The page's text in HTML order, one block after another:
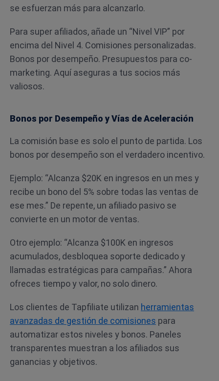
se esfuerzan más para alcanzarlo.
Para super afiliados, añade un “Nivel VIP” por
encima del Nivel 4. Comisiones personalizadas.
Bonos por desempeño. Presupuestos para co-
marketing. Aquí aseguras a tus socios más
valiosos.
Bonos por Desempeño y Vías de Aceleración
La comisión base es solo el punto de partida. Los
bonos por desempeño son el verdadero incentivo.
Ejemplo: “Alcanza $20K en ingresos en un mes y
recibe un bono del 5% sobre todas las ventas de
ese mes.” De repente, un afiliado pasivo se
convierte en un motor de ventas.
Otro ejemplo: “Alcanza $100K en ingresos
acumulados, desbloquea soporte dedicado y
llamadas estratégicas para campañas.” Ahora
ofreces tiempo y valor, no solo dinero.
Los clientes de Tapfiliate utilizan herramientas
avanzadas de gestión de comisiones para
automatizar estos niveles y bonos. Paneles
transparentes muestran a los afiliados sus
ganancias y objetivos.